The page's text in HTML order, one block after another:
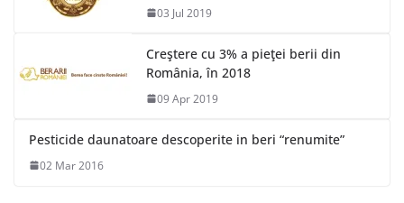
03 Jul 2019
Creştere cu 3% a pieţei berii din
România, în 2018
09 Apr 2019
Pesticide daunatoare descoperite in beri “renumite”
02 Mar 2016